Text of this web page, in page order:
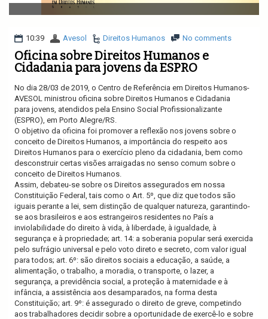
v
i
a
i
o
10:39 Avesol Direitos Humanos No comments
Oficina sobre Direitos Humanos e
Cidadania para jovens da ESPRO
No dia 28/03 de 2019, o Centro de Referência em Direitos Humanos-
AVESOL ministrou oficina sobre Direitos Humanos e Cidadania
para jovens, atendidos pela Ensino Social Profissionalizante
(ESPRO), em Porto Alegre/RS.
O objetivo da oficina foi promover a reflexão nos jovens sobre o
conceito de Direitos Humanos, a importância do respeito aos
Direitos Humanos para o exercício pleno da cidadania, bem como
desconstruir certas visões arraigadas no senso comum sobre o
conceito de Direitos Humanos.
Assim, debateu-se sobre os Direitos assegurados em nossa
Constituição Federal, tais como o Art. 5º, que diz que todos são
iguais perante a lei, sem distinção de qualquer natureza, garantindo-
se aos brasileiros e aos estrangeiros residentes no País a
inviolabilidade do direito à vida, à liberdade, à igualdade, à
segurança e à propriedade; art. 14: a soberania popular será exercida
pelo sufrágio universal e pelo voto direto e secreto, com valor igual
para todos; art. 6º: são direitos sociais a educação, a saúde, a
alimentação, o trabalho, a moradia, o transporte, o lazer, a
segurança, a previdência social, a proteção à maternidade e à
infância, a assistência aos desamparados, na forma desta
Constituição; art. 9º: é assegurado o direito de greve, competindo
aos trabalhadores decidir sobre a oportunidade de exercê-lo e sobre